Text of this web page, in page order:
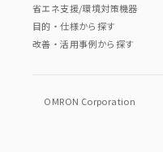
省エネ支援/環境対策機器
目的・仕様から探す
改善・活用事例から探す
OMRON Corporation